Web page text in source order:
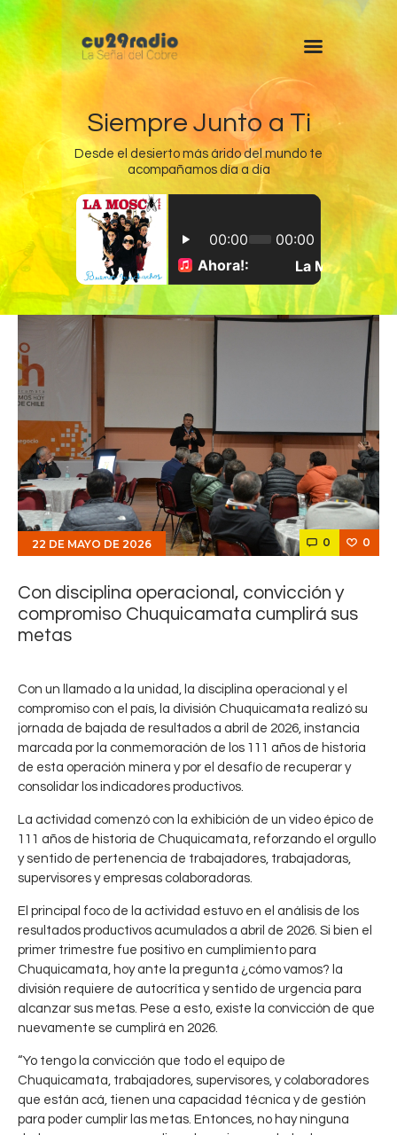
Siempre Junto a Ti
Desde el desierto más árido del mundo te
acompañamos día a día
Inicio
Chuquicamata
Radomiro Tomic
Ministro Hales
Gabriela Mistral
22 DE MAYO DE 2026 0 0
Con disciplina operacional, convicción y
compromiso Chuquicamata cumplirá sus
metas
Con un llamado a la unidad, la disciplina operacional y el
compromiso con el país, la división Chuquicamata realizó su
jornada de bajada de resultados a abril de 2026, instancia
marcada por la conmemoración de los 111 años de historia
de esta operación minera y por el desafío de recuperar y
consolidar los indicadores productivos.
La actividad comenzó con la exhibición de un video épico de
111 años de historia de Chuquicamata, reforzando el orgullo
y sentido de pertenencia de trabajadores, trabajadoras,
supervisores y empresas colaboradoras.
El principal foco de la actividad estuvo en el análisis de los
resultados productivos acumulados a abril de 2026. Si bien el
primer trimestre fue positivo en cumplimiento para
Chuquicamata, hoy ante la pregunta ¿cómo vamos? la
división requiere de autocrítica y sentido de urgencia para
alcanzar sus metas. Pese a esto, existe la convicción de que
nuevamente se cumplirá en 2026.
“Yo tengo la convicción que todo el equipo de
Chuquicamata, trabajadores, supervisores, y colaboradores
que están acá, tienen una capacidad técnica y de gestión
para poder cumplir las metas. Entonces, no hay ninguna